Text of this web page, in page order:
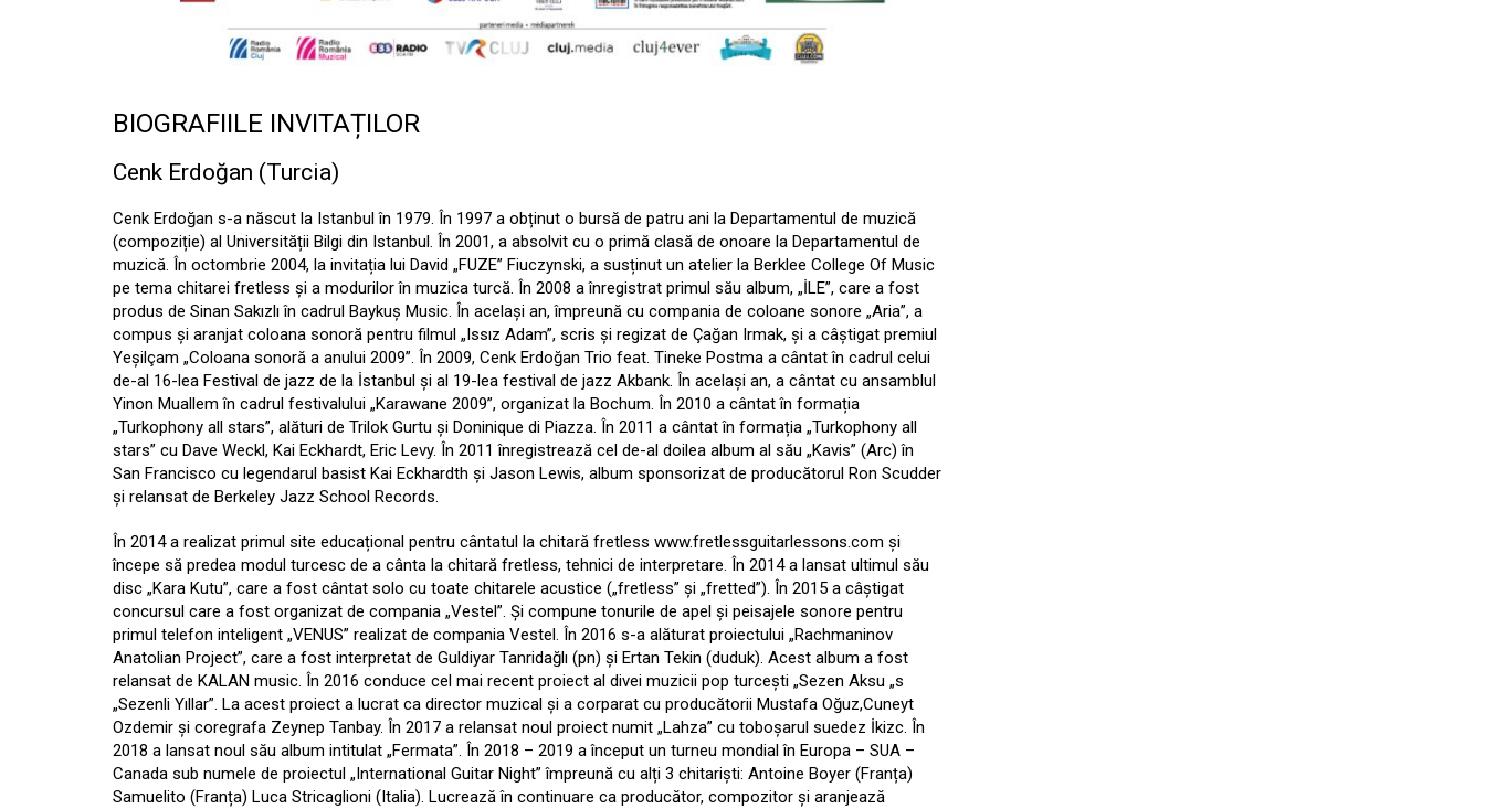
BIOGRAFIILE INVITAȚILOR
Cenk Erdoğan (Turcia)
Cenk Erdoğan s-a născut la Istanbul în 1979. În 1997 a obținut o bursă de patru ani la Departamentul de muzică
(compoziție) al Universității Bilgi din Istanbul. În 2001, a absolvit cu o primă clasă de onoare la Departamentul de
muzică. În octombrie 2004, la invitația lui David „FUZE” Fiuczynski, a susținut un atelier la Berklee College Of Music
pe tema chitarei fretless și a modurilor în muzica turcă. În 2008 a înregistrat primul său album, „İLE”, care a fost
produs de Sinan Sakızlı în cadrul Baykuș Music. În același an, împreună cu compania de coloane sonore „Aria”, a
compus și aranjat coloana sonoră pentru filmul „Issız Adam”, scris și regizat de Çağan Irmak, și a câștigat premiul
Yeșilçam „Coloana sonoră a anului 2009”. În 2009, Cenk Erdoğan Trio feat. Tineke Postma a cântat în cadrul celui
de-al 16-lea Festival de jazz de la İstanbul și al 19-lea festival de jazz Akbank. În același an, a cântat cu ansamblul
Yinon Muallem în cadrul festivalului „Karawane 2009”, organizat la Bochum. În 2010 a cântat în formația
„Turkophony all stars”, alături de Trilok Gurtu și Doninique di Piazza. În 2011 a cântat în formația „Turkophony all
stars” cu Dave Weckl, Kai Eckhardt, Eric Levy. În 2011 înregistrează cel de-al doilea album al său „Kavis” (Arc) în
San Francisco cu legendarul basist Kai Eckhardth și Jason Lewis, album sponsorizat de producătorul Ron Scudder
și relansat de Berkeley Jazz School Records.
În 2014 a realizat primul site educațional pentru cântatul la chitară fretless www.fretlessguitarlessons.com și
începe să predea modul turcesc de a cânta la chitară fretless, tehnici de interpretare. În 2014 a lansat ultimul său
disc „Kara Kutu”, care a fost cântat solo cu toate chitarele acustice („fretless” și „fretted”). În 2015 a câștigat
concursul care a fost organizat de compania „Vestel”. Și compune tonurile de apel și peisajele sonore pentru
primul telefon inteligent „VENUS” realizat de compania Vestel. În 2016 s-a alăturat proiectului „Rachmaninov
Anatolian Project”, care a fost interpretat de Guldiyar Tanridağlı (pn) și Ertan Tekin (duduk). Acest album a fost
relansat de KALAN music. În 2016 conduce cel mai recent proiect al divei muzicii pop turcești „Sezen Aksu „s
„Sezenli Yıllar”. La acest proiect a lucrat ca director muzical și a corparat cu producătorii Mustafa Oğuz,Cuneyt
Ozdemir și coregrafa Zeynep Tanbay. În 2017 a relansat noul proiect numit „Lahza” cu toboșarul suedez İkizc. În
2018 a lansat noul său album intitulat „Fermata”. În 2018 – 2019 a început un turneu mondial în Europa – SUA –
Canada sub numele de proiectul „International Guitar Night” împreună cu alți 3 chitariști: Antoine Boyer (Franța)
Samuelito (Franța) Luca Stricaglioni (Italia). Lucrează în continuare ca producător, compozitor și aranjează